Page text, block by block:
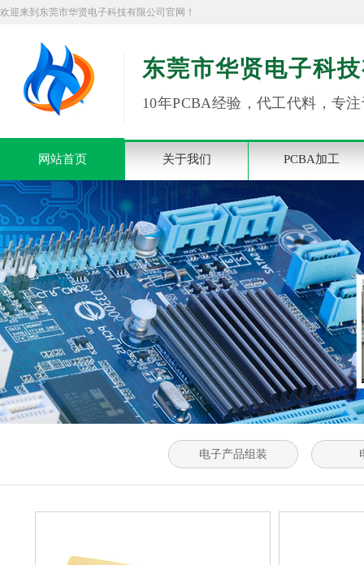
欢迎来到东莞市华贤电子科技有限公司官网！
东莞市华贤电子科
10年PCBA经验，代工代料，专
网站首页 关于我们 PCBA加工
电子产品组装